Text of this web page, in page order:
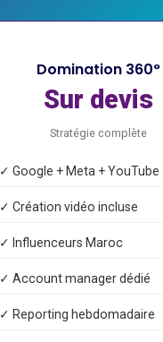
Domination 360°
Sur devis
Stratégie complète
✓ Google + Meta + YouTube
✓ Création vidéo incluse
✓ Influenceurs Maroc
✓ Account manager dédié
✓ Reporting hebdomadaire